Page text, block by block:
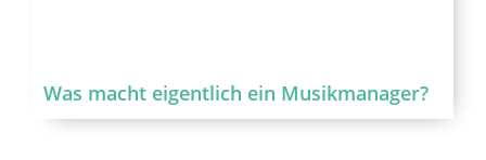
Was macht eigentlich ein Musikmanager?